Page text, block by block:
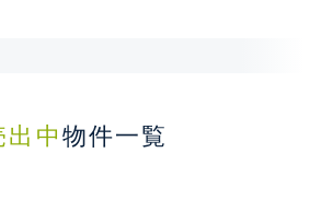
出中 物件一覧